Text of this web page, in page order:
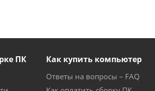
ПК Как купить компьютер
Ответы на вопросы – FAQ